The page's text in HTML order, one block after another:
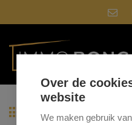
Terug naar overzicht
Over de
website
We maken gebruik